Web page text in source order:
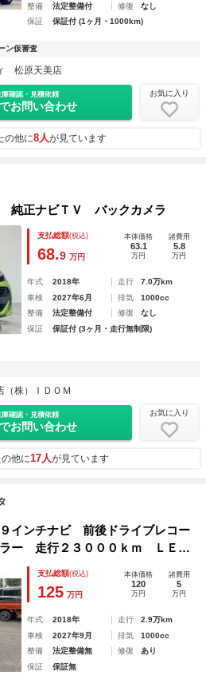
整備
法定整備付 修復
なし
保証
保証付 (1ヶ月・1000km)
ン仮審査
松原天美店
庫確認・見積依頼
お問い合わせ
お気に入り
の他に8人が見ています
正ナビＴＶ バックカメラ
支払総額(税込)
68.9 万円
本体価格
63.1
万円
諸費用
5.8
万円
年式 2018年 走行
7.0万km
車検
2027年6月 排気
1000cc
整備
法定整備付 修復
なし
保証
保証付 (3ヶ月・走行無制限)
（株）ＩＤＯＭ
庫確認・見積依頼
お問い合わせ
お気に入り
他に17人が見ています
インチナビ 前後ドライブレコー
ー 走行２３０００ｋｍ ＬＥＤ
プ オートエアコン スマートキ
支払総額(税込)
125 万円
本体価格
120
万円
諸費用
5
万円
年式 2018年 走行
2.9万km
車検
2027年9月 排気
1000cc
整備
法定整備無 修復
あり
保証
保証無